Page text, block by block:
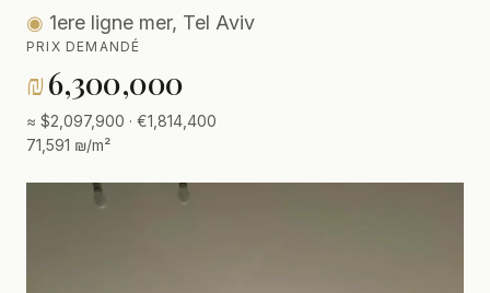
◉ 1ere ligne mer, Tel Aviv
PRIX DEMANDÉ
₪6,300,000
≈ $2,097,900 · €1,814,400
71,591 ₪/m²